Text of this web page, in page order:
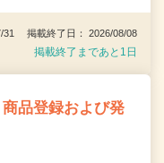
31 掲載終了日： 2026/08/08
掲載終了まであと1日
品登録および発